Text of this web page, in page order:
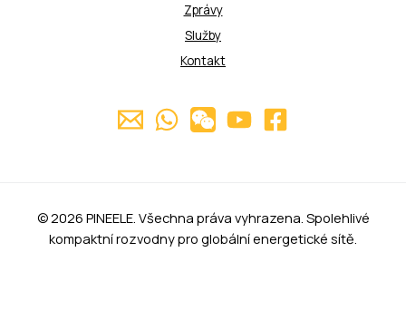
Zprávy
Služby
Kontakt
© 2026 PINEELE. Všechna práva vyhrazena. Spolehlivé
kompaktní rozvodny pro globální energetické sítě.